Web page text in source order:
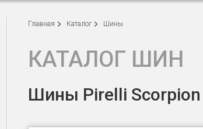
Главная Каталог Шины
КАТАЛОГ ШИН
Шины Pirelli Scorpion